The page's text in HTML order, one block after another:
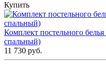
Купить
Комплект постельного
спальный)
11 730 руб.